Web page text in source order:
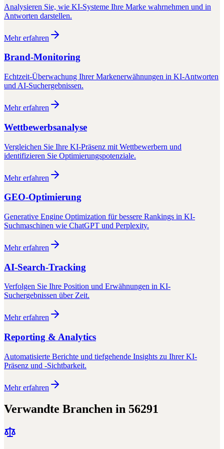
Analysieren Sie, wie KI-Systeme Ihre Marke wahrnehmen und in
Antworten darstellen.
Mehr erfahren
Brand-Monitoring
Echtzeit-Überwachung Ihrer Markenerwähnungen in KI-Antworten
und AI-Suchergebnissen.
Mehr erfahren
Wettbewerbsanalyse
Vergleichen Sie Ihre KI-Präsenz mit Wettbewerbern und
identifizieren Sie Optimierungspotenziale.
Mehr erfahren
GEO-Optimierung
Generative Engine Optimization für bessere Rankings in KI-
Suchmaschinen wie ChatGPT und Perplexity.
Mehr erfahren
AI-Search-Tracking
Verfolgen Sie Ihre Position und Erwähnungen in KI-
Suchergebnissen über Zeit.
Mehr erfahren
Reporting & Analytics
Automatisierte Berichte und tiefgehende Insights zu Ihrer KI-
Präsenz und -Sichtbarkeit.
Mehr erfahren
Verwandte Branchen in 56291